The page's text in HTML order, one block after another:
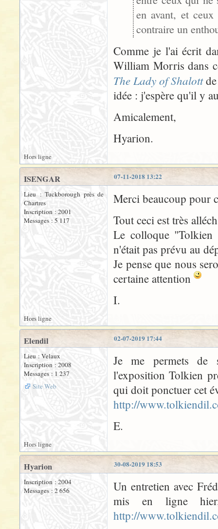
en avant, et
contraire un
Comme je l'ai écrit
William Morris dans
The Lady of Shalottde
idée : j'espère qu'il y
Amicalement,
Hyarion.
Hors ligne
07-11-2018 13:22
ISENGAR
Lieu : Tuckborough près de
Chartres
Inscription : 2001
Messages : 5 117
Merci beaucoup pour
Tout ceci est très
Le colloque "Tolkien
n'était pas prévu au
Je pense que nous
certaine attention
I.
Hors ligne
02-07-2019 17:44
Elendil
Lieu : Velaux
Inscription : 2008
Messages : 1 237
Site Web
Je me permets de
l'exposition Tolkien
qui doit ponctuer cet
http://
E.
Hors ligne
30-08-2019 18:53
Hyarion
Inscription : 2004
Messages : 2 656
Un entretien avec
mis en ligne
http://